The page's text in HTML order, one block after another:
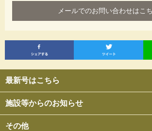
最新号はこちら
施設等からのお知らせ
その他
メールでのお問い合わせはこ